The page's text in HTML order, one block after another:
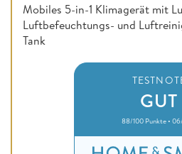
Mobiles 5-in-1 Klimagerät mit
Luftbefeuchtungs- und
Tank
GUT
88/100 Punkte •